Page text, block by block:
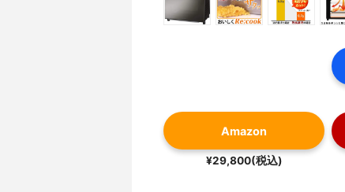
Amazon
¥29,800(税込)